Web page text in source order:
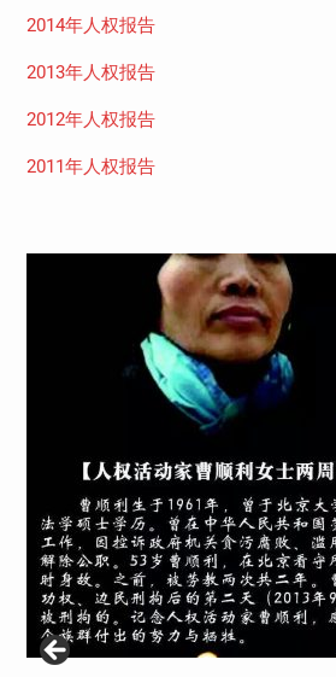
2014年人权报告
2013年人权报告
2012年人权报告
2011年人权报告